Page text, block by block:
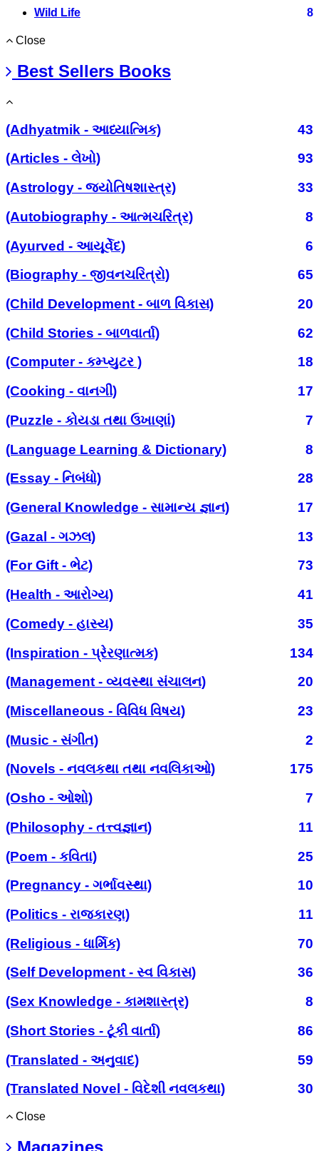
Wild Life 8
Close
Best Sellers Books
(Adhyatmik - આધ્યાત્મિક)
43
(Articles - લેખો)
93
(Astrology - જ્યોતિષશાસ્ત્ર)
33
(Autobiography - આત્મચરિત્ર)
8
(Ayurved - આયૂર્વેદ)
6
(Biography - જીવનચરિત્રો)
65
(Child Development - બાળ વિકાસ)
20
(Child Stories - બાળવાર્તા)
62
(Computer - કમ્પ્યુટર )
18
(Cooking - વાનગી)
17
(Puzzle - કોયડા તથા ઉખાણાં)
7
(Language Learning & Dictionary)
8
(Essay - નિબંધો)
28
(General Knowledge - સામાન્ય જ્ઞાન)
17
(Gazal - ગઝલ)
13
(For Gift - ભેટ)
73
(Health - આરોગ્ય)
41
(Comedy - હાસ્ય)
35
(Inspiration - પ્રેરણાત્મક)
134
(Management - વ્યવસ્થા સંચાલન)
20
(Miscellaneous - વિવિધ વિષય)
23
(Music - સંગીત)
2
(Novels - નવલકથા તથા નવલિકાઓ)
175
(Osho - ઓશો)
7
(Philosophy - તત્ત્વજ્ઞાન)
11
(Poem - કવિતા)
25
(Pregnancy - ગર્ભાવસ્થા)
10
(Politics - રાજકારણ)
11
(Religious - ધાર્મિક)
70
(Self Development - સ્વ વિકાસ)
36
(Sex Knowledge - કામશાસ્ત્ર)
8
(Short Stories - ટૂંકી વાર્તા)
86
(Translated - અનુવાદ)
59
(Translated Novel - વિદેશી નવલકથા)
30
Close
Magazines